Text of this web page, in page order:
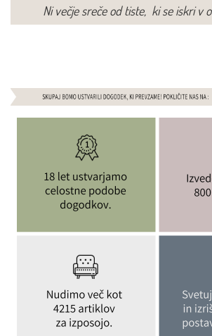
Ni večje sreče od tiste, ki se iskri v